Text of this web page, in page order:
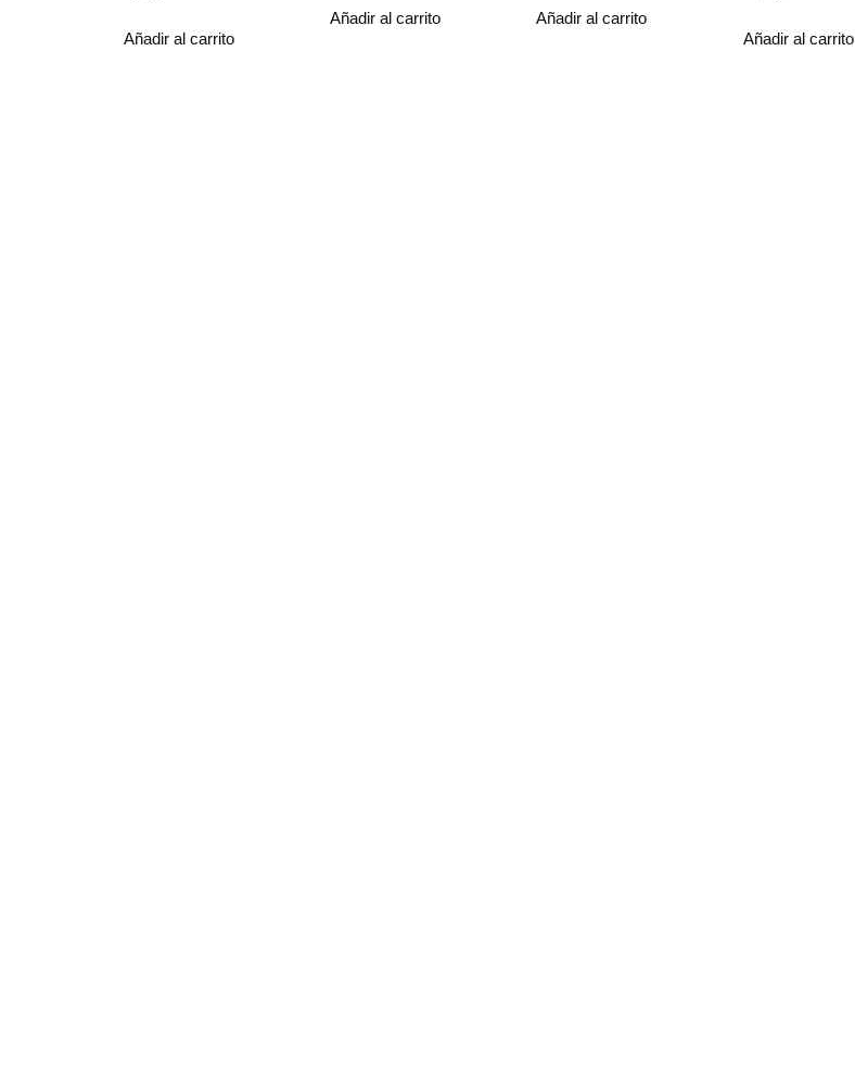
Añadir al carrito
Añadir al carrito Añadir al carrito
Añadir al carrito